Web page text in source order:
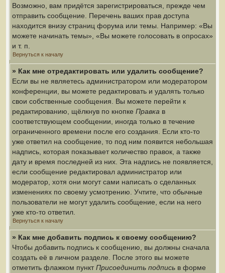
Возможно, вам придётся зарегистрироваться, прежде чем
отправить сообщение. Перечень ваших прав доступа
находится внизу страниц форума или темы. Например: «Вы
можете начинать темы», «Вы можете голосовать в опросах»
и т. п.
Вернуться к началу
» Как мне отредактировать или удалить сообщение?
Если вы не являетесь администратором или модератором
конференции, вы можете редактировать и удалять только
свои собственные сообщения. Вы можете перейти к
редактированию, щёлкнув по кнопке Правка в
соответствующем сообщении, иногда только в течение
ограниченного времени после его создания. Если кто-то
уже ответил на сообщение, то под ним появится небольшая
надпись, которая показывает количество правок, а также
дату и время последней из них. Эта надпись не появляется,
если сообщение редактировал администратор или
модератор, хотя они могут сами написать о сделанных
изменениях по своему усмотрению. Учтите, что обычные
пользователи не могут удалить сообщение, если на него
уже кто-то ответил.
Вернуться к началу
» Как мне добавить подпись к своему сообщению?
Чтобы добавить подпись к сообщению, вы должны сначала
создать её в личном разделе. После этого вы можете
отметить флажком пунктПрисоединить подпись в форме